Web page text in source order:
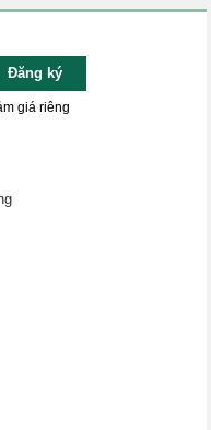
Đăng ký
giá riêng